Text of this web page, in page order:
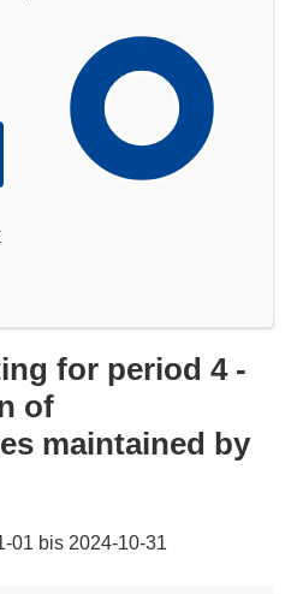
for period 4 -
of
maintained by
01 bis 2024-10-31